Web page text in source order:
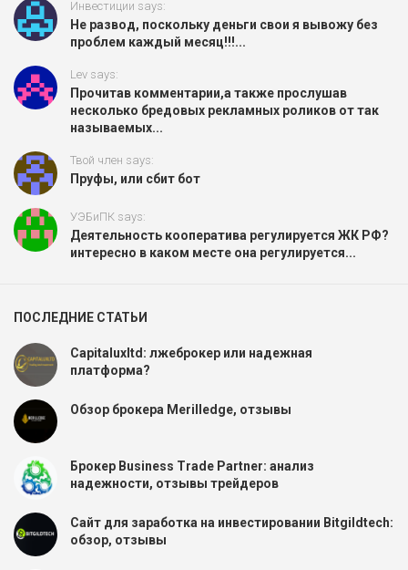
Инвестиции says:
Не развод, поскольку деньги свои я вывожу без
проблем каждый месяц!!!...
Lev says:
Прочитав комментарии,а также прослушав
несколько бредовых рекламных роликов от так
называемых...
Твой член says:
Пруфы, или сбит бот
УЭБиПК says:
Деятельность кооператива регулируется ЖК РФ?
интересно в каком месте она регулируется...
ПОСЛЕДНИЕ СТАТЬИ
Capitaluxltd: лжеброкер или надежная
платформа?
Обзор брокера Merilledge, отзывы
Брокер Business Trade Partner: анализ
надежности, отзывы трейдеров
Сайт для заработка на инвестировании Bitgildtech:
обзор, отзывы